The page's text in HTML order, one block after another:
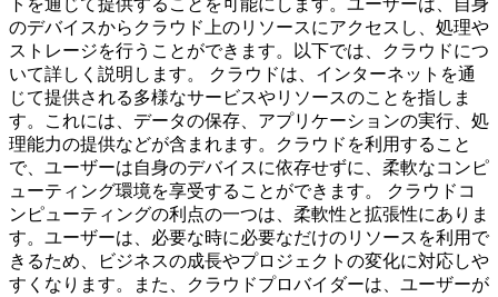
トを通じて提供することを可能にします。ユーザーは、自身
のデバイスからクラウド上のリソースにアクセスし、処理や
ストレージを行うことができます。以下では、クラウドにつ
いて詳しく説明します。 クラウドは、インターネットを通
じて提供される多様なサービスやリソースのことを指しま
す。これには、データの保存、アプリケーションの実行、処
理能力の提供などが含まれます。クラウドを利用すること
で、ユーザーは自身のデバイスに依存せずに、柔軟なコンピ
ューティング環境を享受することができます。 クラウドコ
ンピューティングの利点の一つは、柔軟性と拡張性にありま
す。ユーザーは、必要な時に必要なだけのリソースを利用で
きるため、ビジネスの成長やプロジェクトの変化に対応しや
すくなります。また、クラウドプロバイダーは、ユーザーが